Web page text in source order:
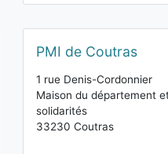
PMI de Coutras
1 rue Denis-Cordonnier
Maison du département
solidarités
33230 Coutras